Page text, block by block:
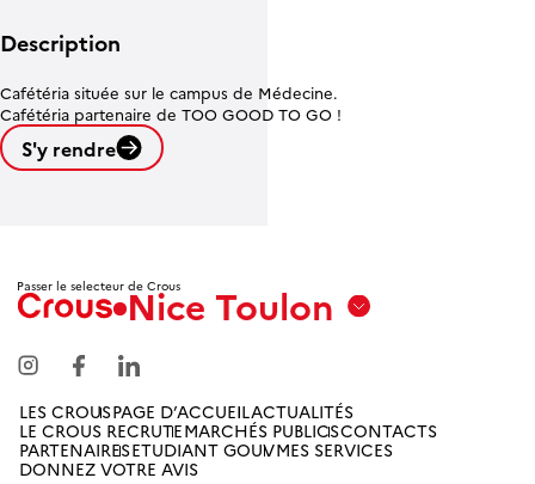
Description
Cafétéria située sur le campus de Médecine.
Cafétéria partenaire de TOO GOOD TO GO !
S'y rendre
Passer le selecteur de CrousNice Toulon
Marseille
Amiens
Picardie
LES CROUSPAGE D’ACCUEILACTUALITÉS
LE CROUS RECRUTEMARCHÉS PUBLICSCONTACTS
PARTENAIRESETUDIANT GOUVMES SERVICES
DONNEZ VOTRE AVIS